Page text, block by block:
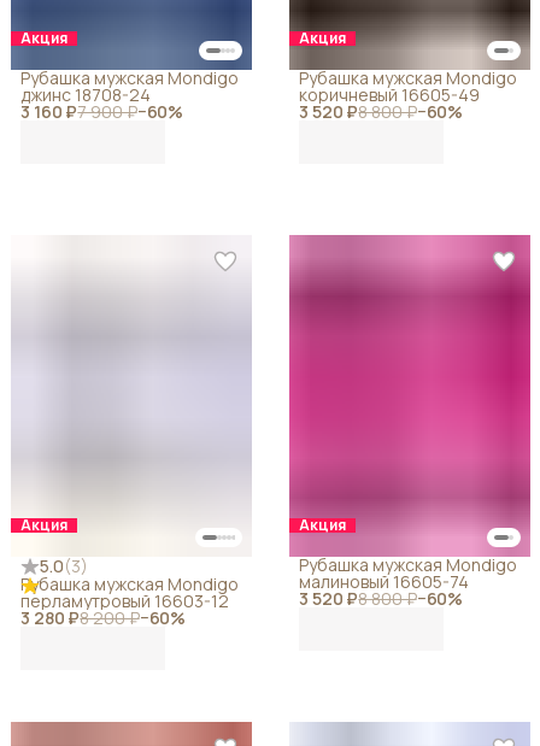
Акция
3 160 ₽7 900 ₽−60%
Рубашка мужская Mondigo
джинс 18708-24
Акция
3 520 ₽8 800 ₽−60%
Рубашка мужская Mondigo
коричневый 16605-49
Акция
5.0(3)
3 280 ₽8 200 ₽−60%
Рубашка мужская Mondigo
перламутровый 16603-12
Акция
3 520 ₽8 800 ₽−60%
Рубашка мужская Mondigo
малиновый 16605-74